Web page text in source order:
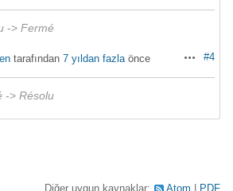
-> Fermé
Aksiyonlar
#4
tarafından 7 yıldan fazla önce
-> Résolu